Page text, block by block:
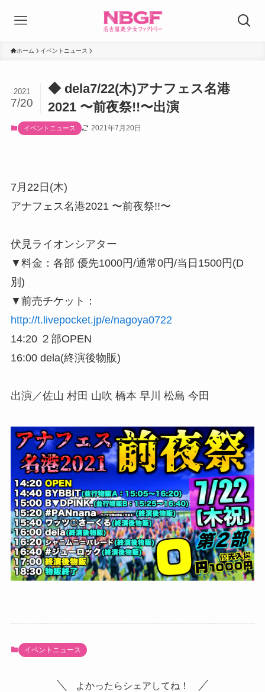
ホーム イベントニュース
◆ dela7/22(木)アナフェス名港
2021 〜前夜祭!!〜出演
2021
7/20
イベントニュース 2021年7月20日
7月22日(木)
アナフェス名港2021 〜前夜祭!!〜
伏見ライオンシアター
▼料金：各部 優先1000円/通常0円/当日1500円(D
別)
▼前売チケット：
http://t.livepocket.jp/e/nagoya0722
14:20 ２部OPEN
16:00 dela(終演後物販)
出演／佐山 村田 山吹 橋本 早川 松島 今田
イベントニュース
よかったらシェアしてね！